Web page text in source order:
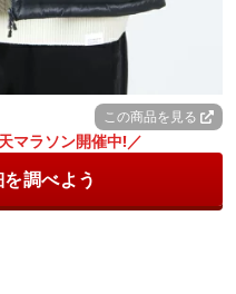
この商品を見る
マラソン開催中!／
調べよう